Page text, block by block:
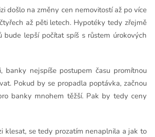
došlo na změny cen nemovitostí až po více
až pěti letech. Hypotéky tedy zřejmě
lepší počítat spíš s růstem úrokových
nejspíše postupem času promítnou
Pokud by se propadla poptávka, začnou
banky mnohem těžší. Pak by tedy ceny
klesat, se tedy prozatím nenaplnila a jak to